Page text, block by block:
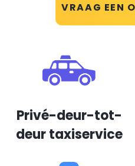
VRAAG EEN
Privé-deur-tot-
deur taxiservice